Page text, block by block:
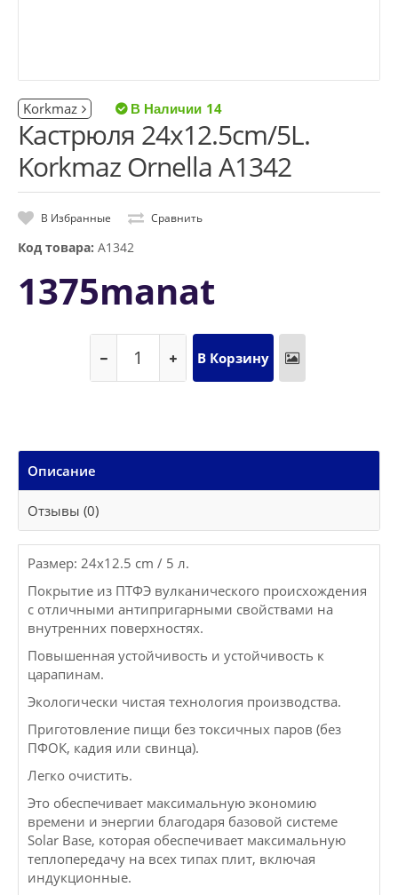
Korkmaz 14
Кастрюля 24x12.5cm/5L.
Korkmaz Ornella A1342
В Избранные Сравнить
Код товара: A1342
1375manat
Описание
Отзывы (0)
Размер: 24x12.5 cm / 5 л.
Покрытие из ПТФЭ вулканического происхождения
с отличными антипригарными свойствами на
внутренних поверхностях.
Повышенная устойчивость и устойчивость к
царапинам.
Экологически чистая технология производства.
Приготовление пищи без токсичных паров (без
ПФОК, кадия или свинца).
Легко очистить.
Это обеспечивает максимальную экономию
времени и энергии благодаря базовой системе
Solar Base, которая обеспечивает максимальную
теплопередачу на всех типах плит, включая
индукционные.